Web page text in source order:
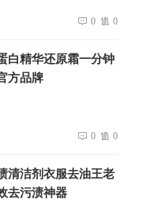
0 0
白精华还原霜一分钟
方品牌
0 0
清洁剂衣服去油王老
去污渍神器